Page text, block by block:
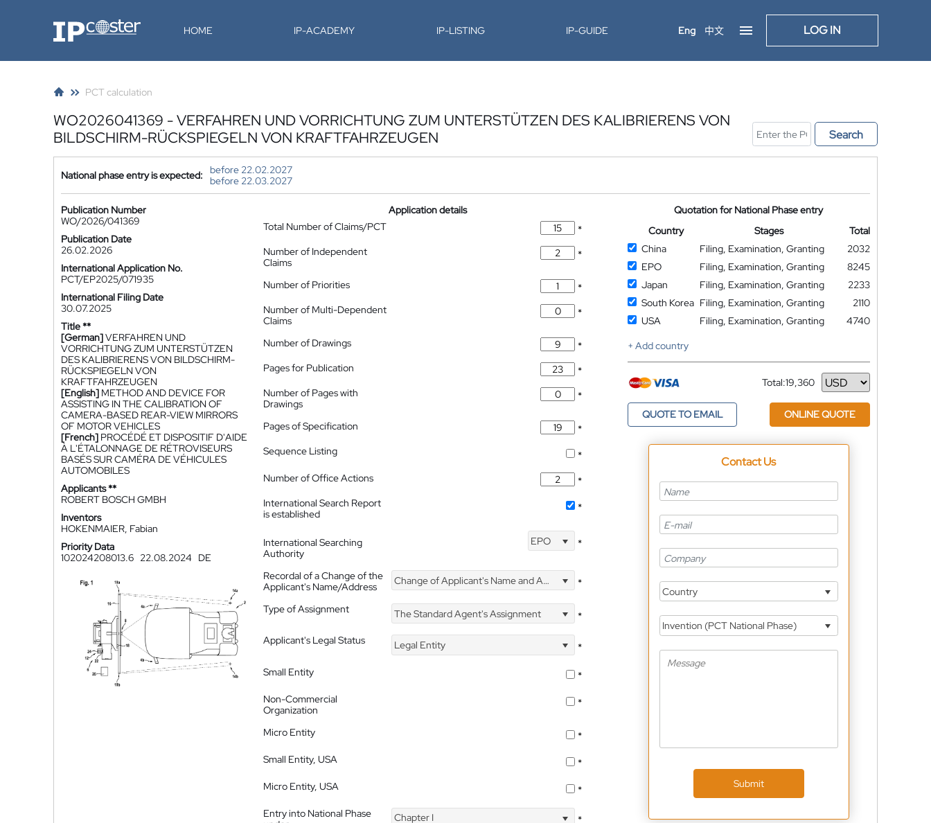
IP-Coster HOME IP-ACADEMY IP-LISTING IP-GUIDE Eng 中文 LOG IN
PCT calculation
WO2026041369 - VERFAHREN UND VORRICHTUNG ZUM UNTERSTÜTZEN DES KALIBRIERENS VON
BILDSCHIRM-RÜCKSPIEGELN VON KRAFTFAHRZEUGEN
Search
National phase entry is expected:
before 22.02.2027
before 22.03.2027
Publication Number
WO/2026/041369
Publication Date
26.02.2026
International Application No.
PCT/EP2025/071935
International Filing Date
30.07.2025
Title **
[German]VERFAHREN UND
VORRICHTUNG ZUM UNTERSTÜTZEN
DES KALIBRIERENS VON BILDSCHIRM-
RÜCKSPIEGELN VON
KRAFTFAHRZEUGEN
[English] METHOD AND DEVICE FOR
ASSISTING IN THE CALIBRATION OF
CAMERA-BASED REAR-VIEW MIRRORS
OF MOTOR VEHICLES
[French] PROCÉDÉ ET DISPOSITIF D'AIDE
À L'ÉTALONNAGE DE RÉTROVISEURS
BASÉS SUR CAMÉRA DE VÉHICULES
AUTOMOBILES
Applicants **
ROBERT BOSCH GMBH
Inventors
HOKENMAIER, Fabian
Priority Data
102024208013.6 22.08.2024 DE
Application details
Total Number of Claims/PCT
*
Number of Independent
Claims
*
Number of Priorities
*
Number of Multi-Dependent
Claims
*
Number of Drawings
*
Pages for Publication
*
Number of Pages with
Drawings
*
Pages of Specification
*
Sequence Listing
*
Number of Office Actions
*
International Search Report
is established
*
International Searching
Authority
EPO *
Recordal of a Change of the
Applicant's Name/Address
Change of Applicant's Name and Address *
Type of Assignment The Standard Agent's Assignment
*
Applicant's Legal Status
Legal Entity
*
Small Entity
*
Non-Commercial
Organization
*
Micro Entity
*
Small Entity, USA
*
Micro Entity, USA
*
Entry into National Phase
Chapter I *
Quotation for National Phase entry
Country
Stages
Total
China
Filing, Examination, Granting
2032
EPO
Filing, Examination, Granting
8245
Japan
Filing, Examination, Granting
2233
South Korea Filing, Examination, Granting
2110
USA
Filing, Examination, Granting
4740
+ Add country
Total:19,360
Currency
QUOTE TO EMAIL ONLINE QUOTE
Contact Us
Country
Invention (PCT National Phase)
Submit